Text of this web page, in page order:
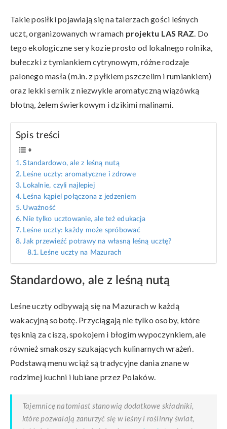
Takie posiłki pojawiają się na talerzach gości leśnych
uczt, organizowanych w ramach projektu LAS RAZ. Do
tego ekologiczne sery kozie prosto od lokalnego rolnika,
bułeczki z tymiankiem cytrynowym, różne rodzaje
palonego masła (m.in. z pyłkiem pszczelim i rumiankiem)
oraz lekki sernik z niezwykle aromatyczną wiązówką
błotną, żelem świerkowym i dzikimi malinami.
Spis treści
Standardowo, ale z leśną nutą
Leśne uczty: aromatyczne i zdrowe
Lokalnie, czyli najlepiej
Leśna kąpiel połączona z jedzeniem
Uważność
Nie tylko ucztowanie, ale też edukacja
Leśne uczty: każdy może spróbować
Jak przewieźć potrawy na własną leśną ucztę?
Leśne uczty na Mazurach
Standardowo, ale z leśną nutą
Leśne uczty odbywają się na Mazurach w każdą
wakacyjną sobotę. Przyciągają nie tylko osoby, które
tęsknią za ciszą, spokojem i błogim wypoczynkiem, ale
również smakoszy szukających kulinarnych wrażeń.
Podstawą menu wciąż są tradycyjne dania znane w
rodzimej kuchni i lubiane przez Polaków.
Tajemnicę natomiast stanowią dodatkowe składniki,
które pozwalają zanurzyć się w leśny i roślinny świat,